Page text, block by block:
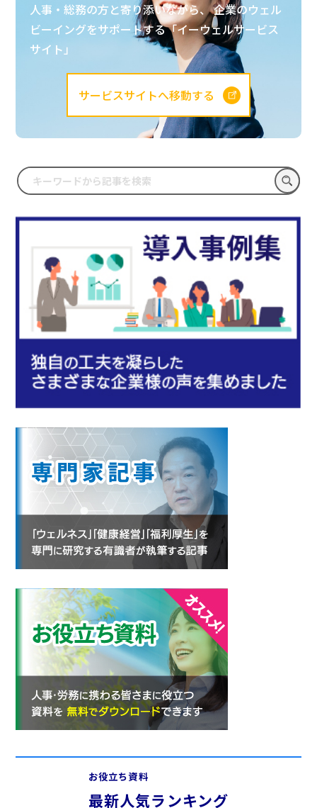
人事・総務の方と寄り添いながら、 企業のウェル
ビーイングをサポートする「イーウェルサービス
サイト」
サービスサイトへ移動する
お役立ち資料
最新人気ランキング